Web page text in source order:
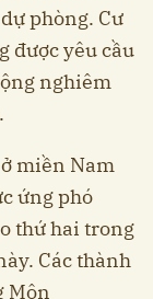
phòng. Cư
được yêu cầu
nghiêm
miền Nam
ứng phó
thứ hai trong
Các thành
Môn